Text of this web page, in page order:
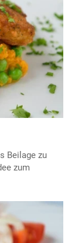
Beilage zu
zum